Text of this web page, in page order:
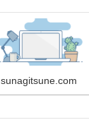
sunagitsune.com